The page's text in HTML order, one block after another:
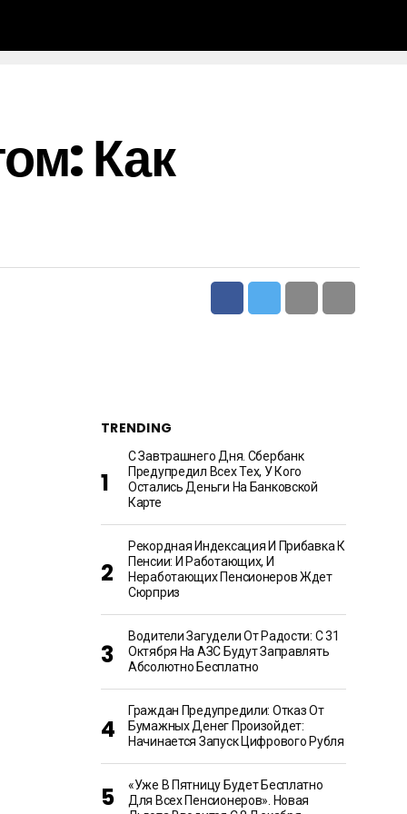
Как
TRENDING
С Завтрашнего Дня. Сбербанк
Предупредил Всех Тех, У Кого
Остались Деньги На Банковской
Карте
Рекордная Индексация И Прибавка К
Пенсии: И Работающих, И
Неработающих Пенсионеров Ждет
Сюрприз
Водители Загудели От Радости: С 31
Октября На АЗС Будут Заправлять
Абсолютно Бесплатно
Граждан Предупредили: Отказ От
Бумажных Денег Произойдет:
Начинается Запуск Цифрового Рубля
«Уже В Пятницу Будет Бесплатно
Для Всех Пенсионеров». Новая